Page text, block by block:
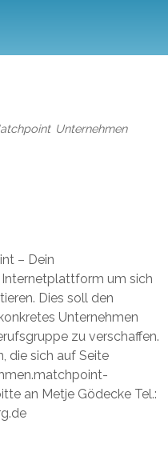
Unternehmen
– Dein
Internetplattform um sich
Dies soll den
Unternehmen
zu verschaffen.
die sich auf Seite
an Metje Gödecke Tel.: